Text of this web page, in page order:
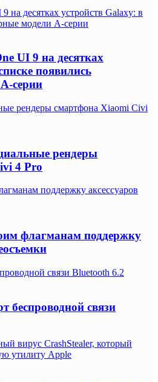
на десятках устройств Galaxy: в
модели A-серии
UI 9 на десятках
появились
серии
рендеры смартфона Xiaomi Civi
рендеры
4 Pro
поддержку аксессуаров
флагманам поддержку
связи Bluetooth 6.2
беспроводной связи
вирус CrashStealer, который
утилиту Apple